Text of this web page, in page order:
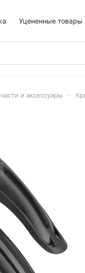
Уцененные товары
и аксессуары